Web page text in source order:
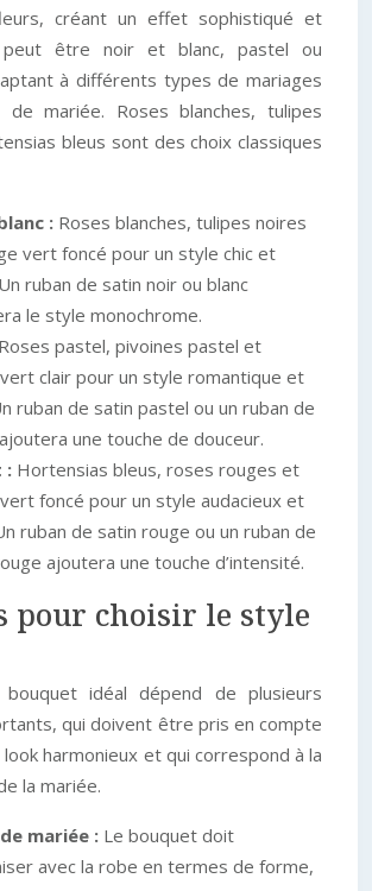
créant un effet sophistiqué et
être noir et blanc, pastel ou
à différents types de mariages
mariée. Roses blanches, tulipes
bleus sont des choix classiques
: Roses blanches, tulipes noires
vert foncé pour un style chic et
ruban de satin noir ou blanc
le style monochrome.
Roses pastel, pivoines pastel et
clair pour un style romantique et
ruban de satin pastel ou un ruban de
une touche de douceur.
: Hortensias bleus, roses rouges et
foncé pour un style audacieux et
ruban de satin rouge ou un ruban de
ajoutera une touche d’intensité.
pour choisir le style
idéal dépend de plusieurs
qui doivent être pris en compte
harmonieux et qui correspond à la
la mariée.
mariée : Le bouquet doit
avec la robe en termes de forme,